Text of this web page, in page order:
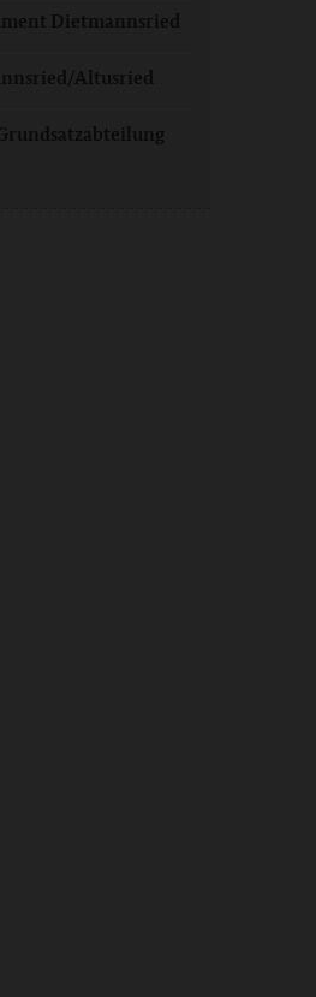
Dietmannsried
Altusried